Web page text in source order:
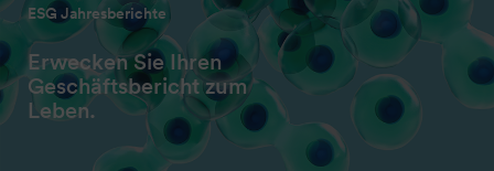
ESG Jahresberichte
Erwecken Sie Ihren
Geschäftsbericht zum
Leben.